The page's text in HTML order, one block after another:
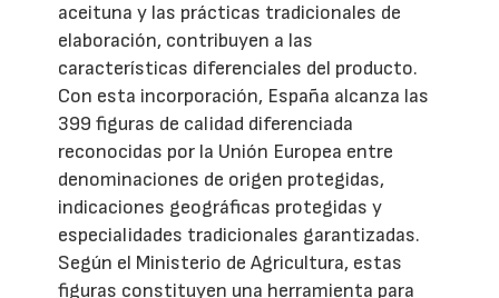
aceituna y las prácticas tradicionales de
elaboración, contribuyen a las
características diferenciales del producto.
Con esta incorporación, España alcanza las
399 figuras de calidad diferenciada
reconocidas por la Unión Europea entre
denominaciones de origen protegidas,
indicaciones geográficas protegidas y
especialidades tradicionales garantizadas.
Según el Ministerio de Agricultura, estas
figuras constituyen una herramienta para